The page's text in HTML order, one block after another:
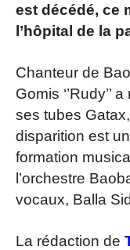
est décédé, ce
l’hôpital de la
Chanteur de
Gomis
ses tubes
disparition est
formation
l’orchestre
vocaux, Balla
La rédaction de